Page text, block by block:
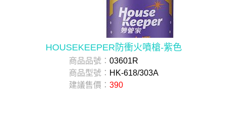
HOUSEKEEPER防衝火噴槍-紫色
商品品號： 03601R
商品型號： HK-618/303A
建議售價： 390